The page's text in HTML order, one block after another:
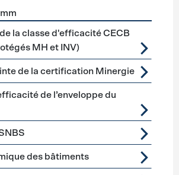
Gebäudehülle Sanierung
la classe d'efficacité CECB
MH et INV)
de la certification Minergie
de l’enveloppe du
des bâtiments